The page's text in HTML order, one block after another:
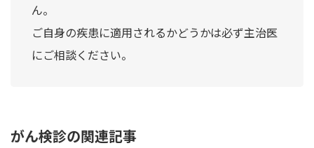
ん。
ご自身の疾患に適用されるかどうかは必ず主治医
にご相談ください。
がん検診の関連記事